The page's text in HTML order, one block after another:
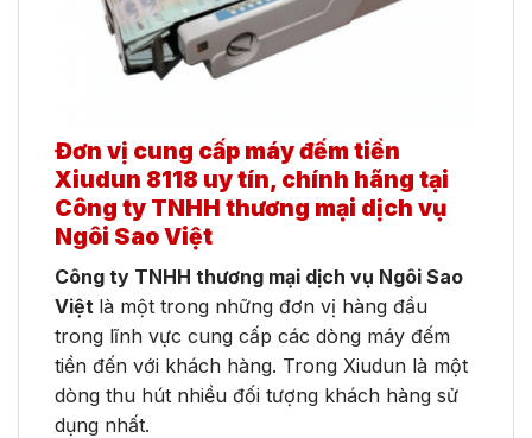
Đơn vị cung cấp máy đếm tiền
Xiudun 8118 uy tín, chính hãng tại
Công ty TNHH thương mại dịch vụ
Ngôi Sao Việt
Công ty TNHH thương mại dịch vụ Ngôi Sao
Việt là một trong những đơn vị hàng đầu
trong lĩnh vực cung cấp các dòng máy đếm
tiền đến với khách hàng. Trong Xiudun là một
dòng thu hút nhiều đối tượng khách hàng sử
dụng nhất.